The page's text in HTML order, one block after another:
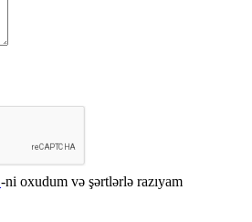
-ni oxudum və şərtlərlə razıyam